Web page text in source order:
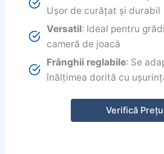
Ușor de curățat și durabil
Versatil: Ideal pentru
cameră de joacă
Frânghii reglabile: Se
înălțimea dorită cu
Verifică